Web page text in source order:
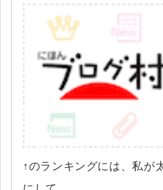
↑のランキングには、私が